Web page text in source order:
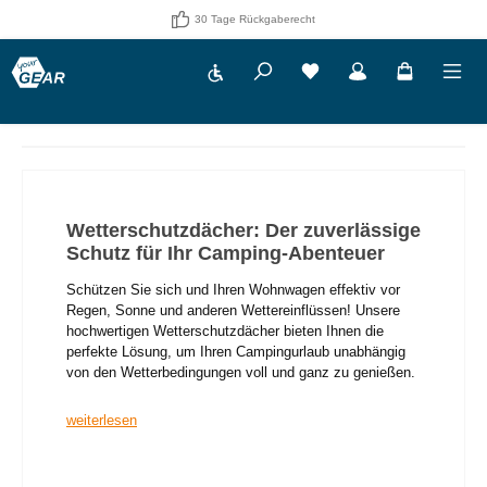
30 Tage Rückgaberecht
Werkzeugleiste anzeigenDu hast 0 Produkte auf
Wetterschutzdächer: Der zuverlässige
Schutz für Ihr Camping-Abenteuer
Schützen Sie sich und Ihren Wohnwagen effektiv vor
Regen, Sonne und anderen Wettereinflüssen! Unsere
hochwertigen Wetterschutzdächer bieten Ihnen die
perfekte Lösung, um Ihren Campingurlaub unabhängig
von den Wetterbedingungen voll und ganz zu genießen.
weiterlesen